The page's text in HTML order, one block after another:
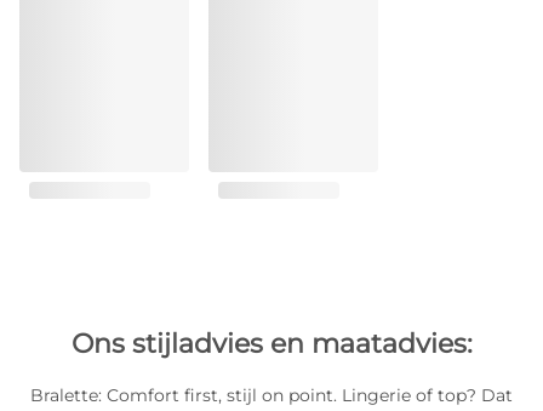
Ons stijladvies en maatadvies:
Bralette: Comfort first, stijl on point. Lingerie of top? Dat